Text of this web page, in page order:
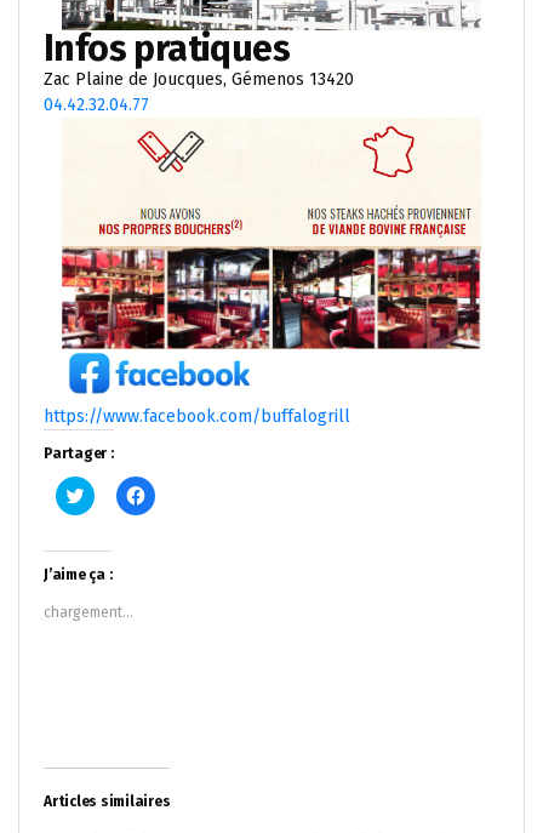
Infos pratiques
Zac Plaine de Joucques, Gémenos 13420
04.42.32.04.77
https://www.facebook.com/buffalogrill
Partager :
Cliquez
pour
Twitter(ouvre
dans
une
nouvelle
fenêtre)
Cliquez
pour
J’aime ça :
chargement…
Articles similaires